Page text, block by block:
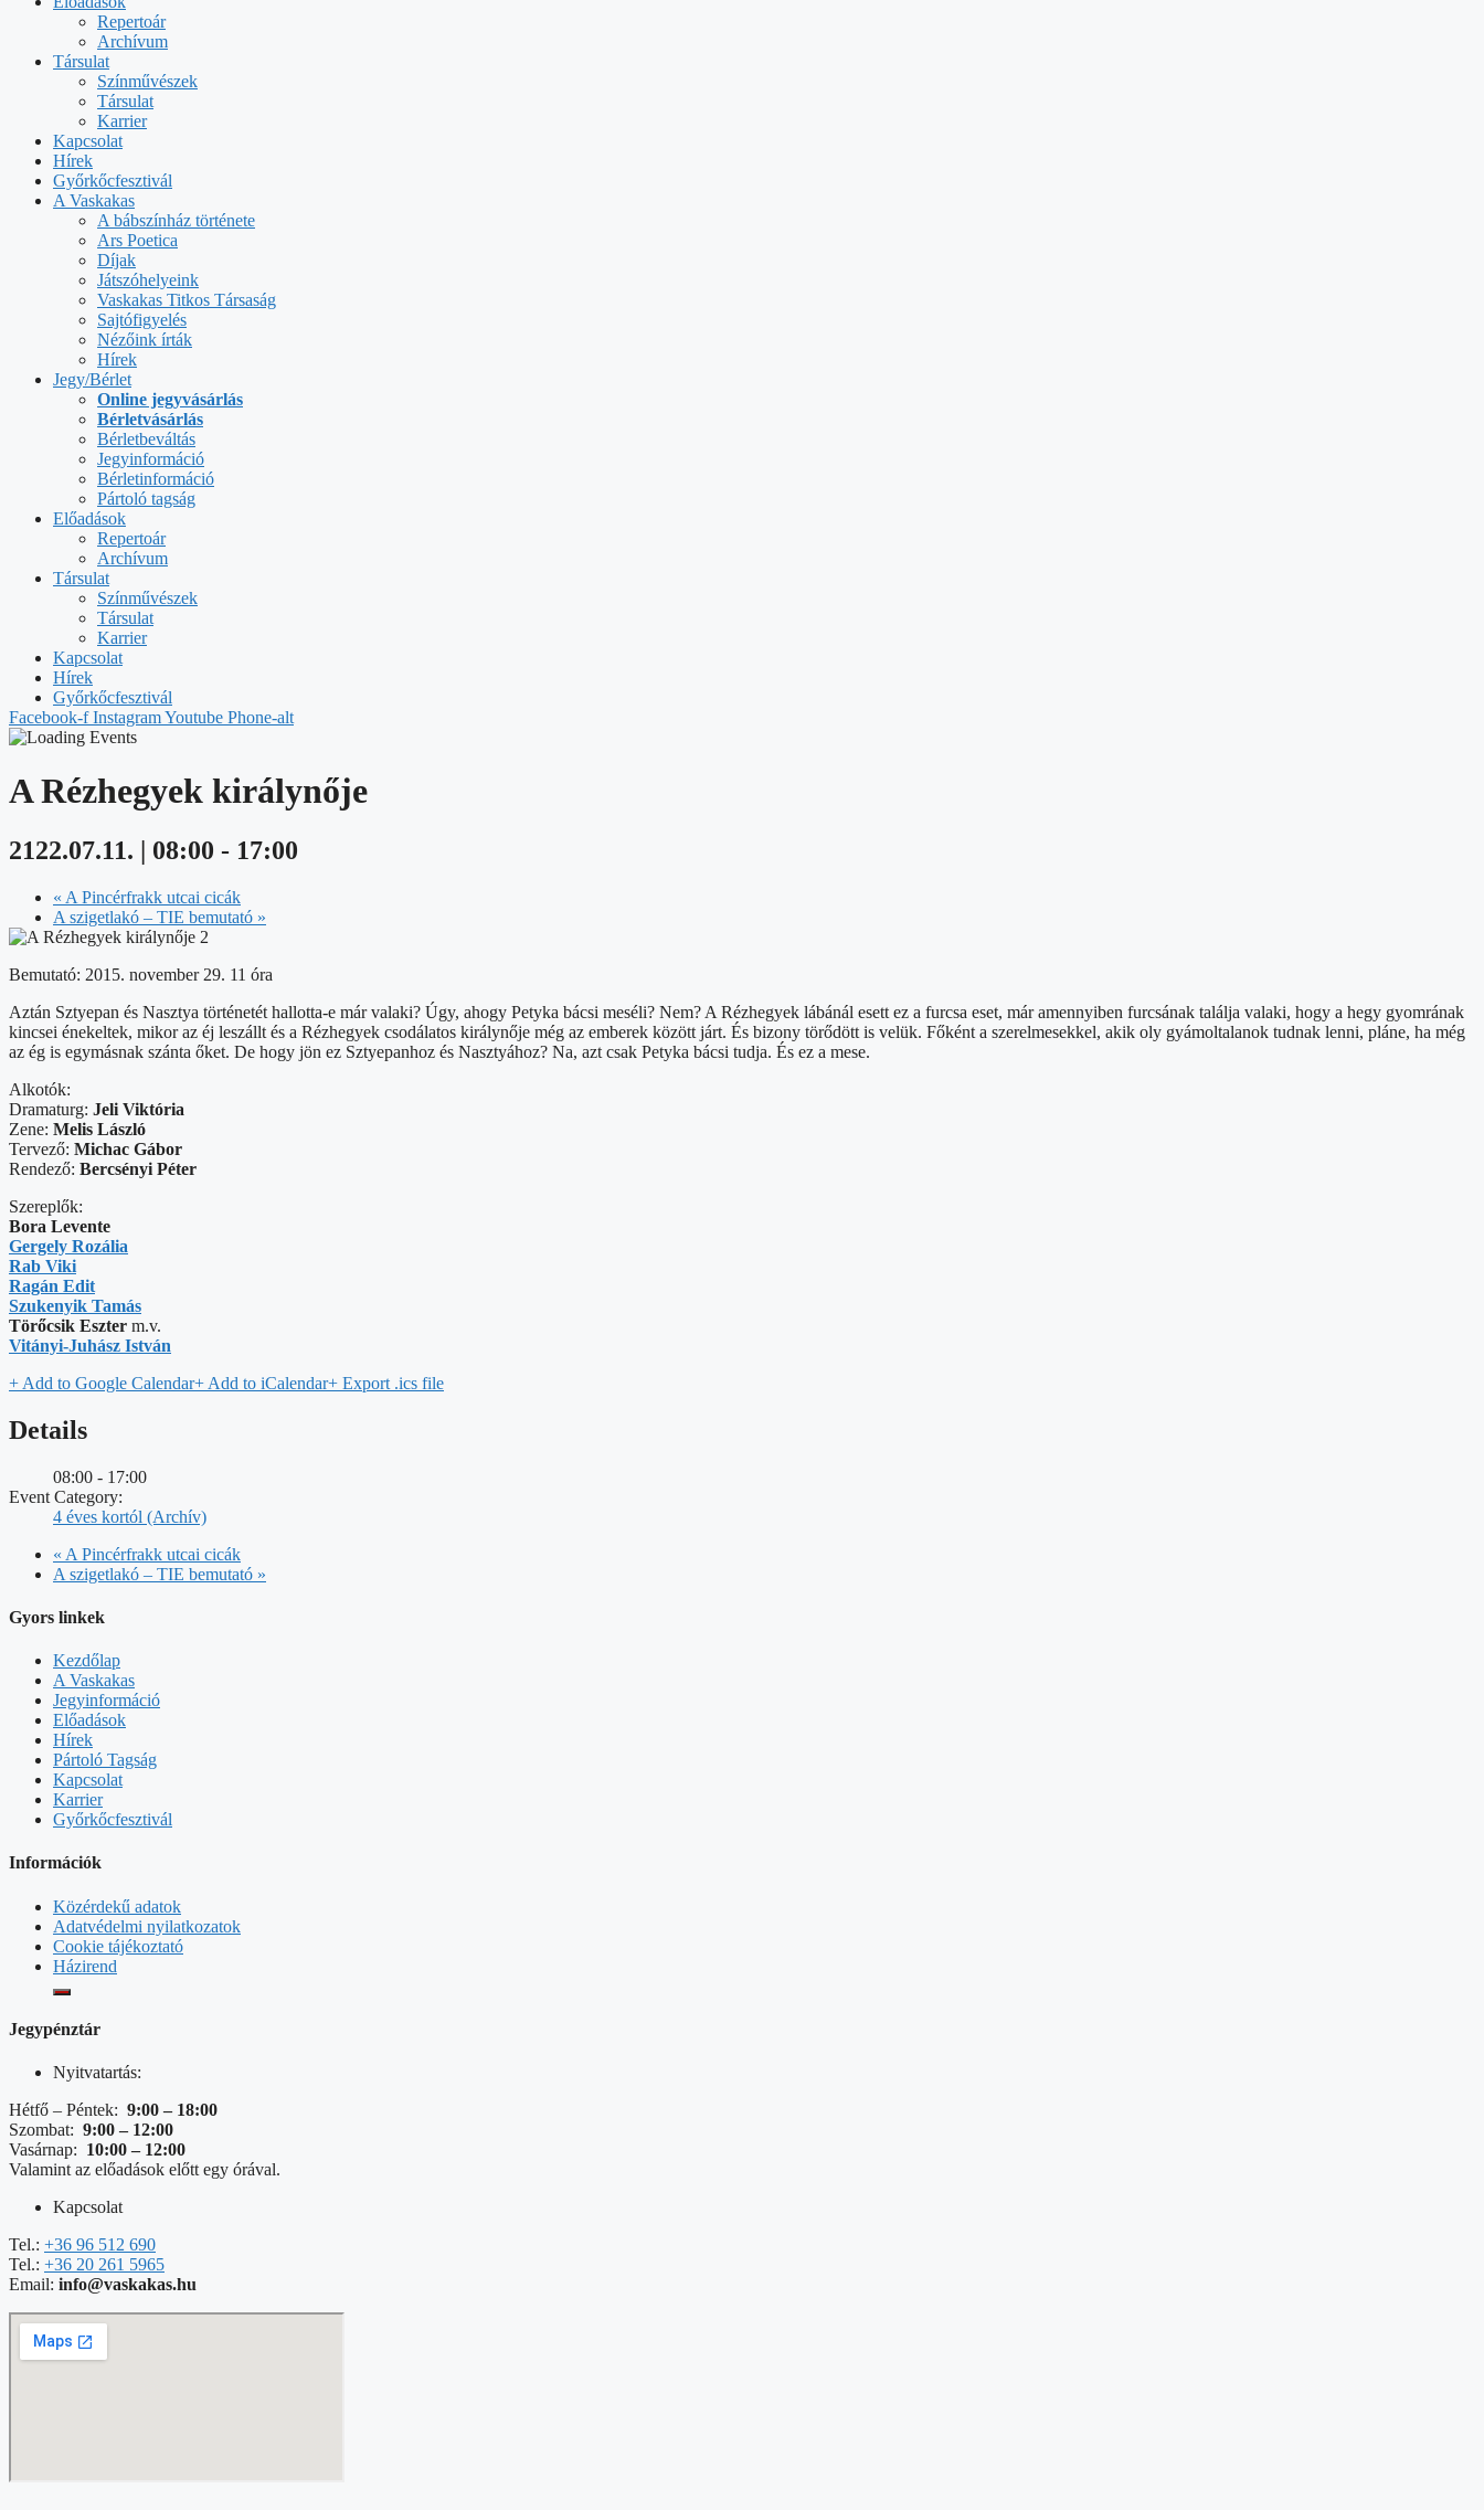
Repertoár
Archívum
Társulat
Színművészek
Társulat
Karrier
Kapcsolat
Hírek
Győrkőcfesztivál
A Vaskakas
A bábszínház története
Ars Poetica
Díjak
Játszóhelyeink
Vaskakas Titkos Társaság
Sajtófigyelés
Nézőink írták
Hírek
Jegy/Bérlet
Online jegyvásárlás
Bérletvásárlás
Bérletbeváltás
Jegyinformáció
Bérletinformáció
Pártoló tagság
Előadások
Repertoár
Archívum
Társulat
Színművészek
Társulat
Karrier
Kapcsolat
Hírek
Győrkőcfesztivál
Facebook-f InstagramYoutube Phone-alt
A Rézhegyek királynője
2122.07.11. | 08:00 - 17:00
« A Pincérfrakk utcai cicák
A szigetlakó – TIE bemutató »
Bemutató: 2015. november 29. 11 óra
Aztán Sztyepan és Nasztya történetét hallotta-e már valaki? Úgy, ahogy Petyka bácsi meséli? Nem? A Rézhegyek lábánál esett ez a furcsa eset, már amennyiben furcsának találja valaki, hogy a hegy gyomrának
kincsei énekeltek, mikor az éj leszállt és a Rézhegyek csodálatos királynője még az emberek között járt. És bizony törődött is velük. Főként a szerelmesekkel, akik oly gyámoltalanok tudnak lenni, pláne, ha még
az ég is egymásnak szánta őket. De hogy jön ez Sztyepanhoz és Nasztyához? Na, azt csak Petyka bácsi tudja. És ez a mese.
Alkotók:
Dramaturg: Jeli Viktória
Zene: Melis László
Tervező: Michac Gábor
Rendező: Bercsényi Péter
Szereplők:
Bora Levente
Gergely Rozália
Rab Viki
Ragán Edit
Szukenyik Tamás
Törőcsik Eszter m.v.
Vitányi-Juhász István
+ Add to Google Calendar+ Add to iCalendar+ Export .ics file
Details
08:00 - 17:00
Event Category:
4 éves kortól (Archív)
« A Pincérfrakk utcai cicák
A szigetlakó – TIE bemutató »
Gyors linkek
Kezdőlap
A Vaskakas
Jegyinformáció
Előadások
Hírek
Pártoló Tagság
Kapcsolat
Karrier
Győrkőcfesztivál
Információk
Közérdekű adatok
Adatvédelmi nyilatkozatok
Cookie tájékoztató
Házirend
Jegypénztár
Nyitvatartás:
Hétfő – Péntek: 9:00 – 18:00
Szombat: 9:00 – 12:00
Vasárnap: 10:00 – 12:00
Valamint az előadások előtt egy órával.
Kapcsolat
Tel.: +36 96 512 690
Tel.: +36 20 261 5965
Email: info@vaskakas.hu